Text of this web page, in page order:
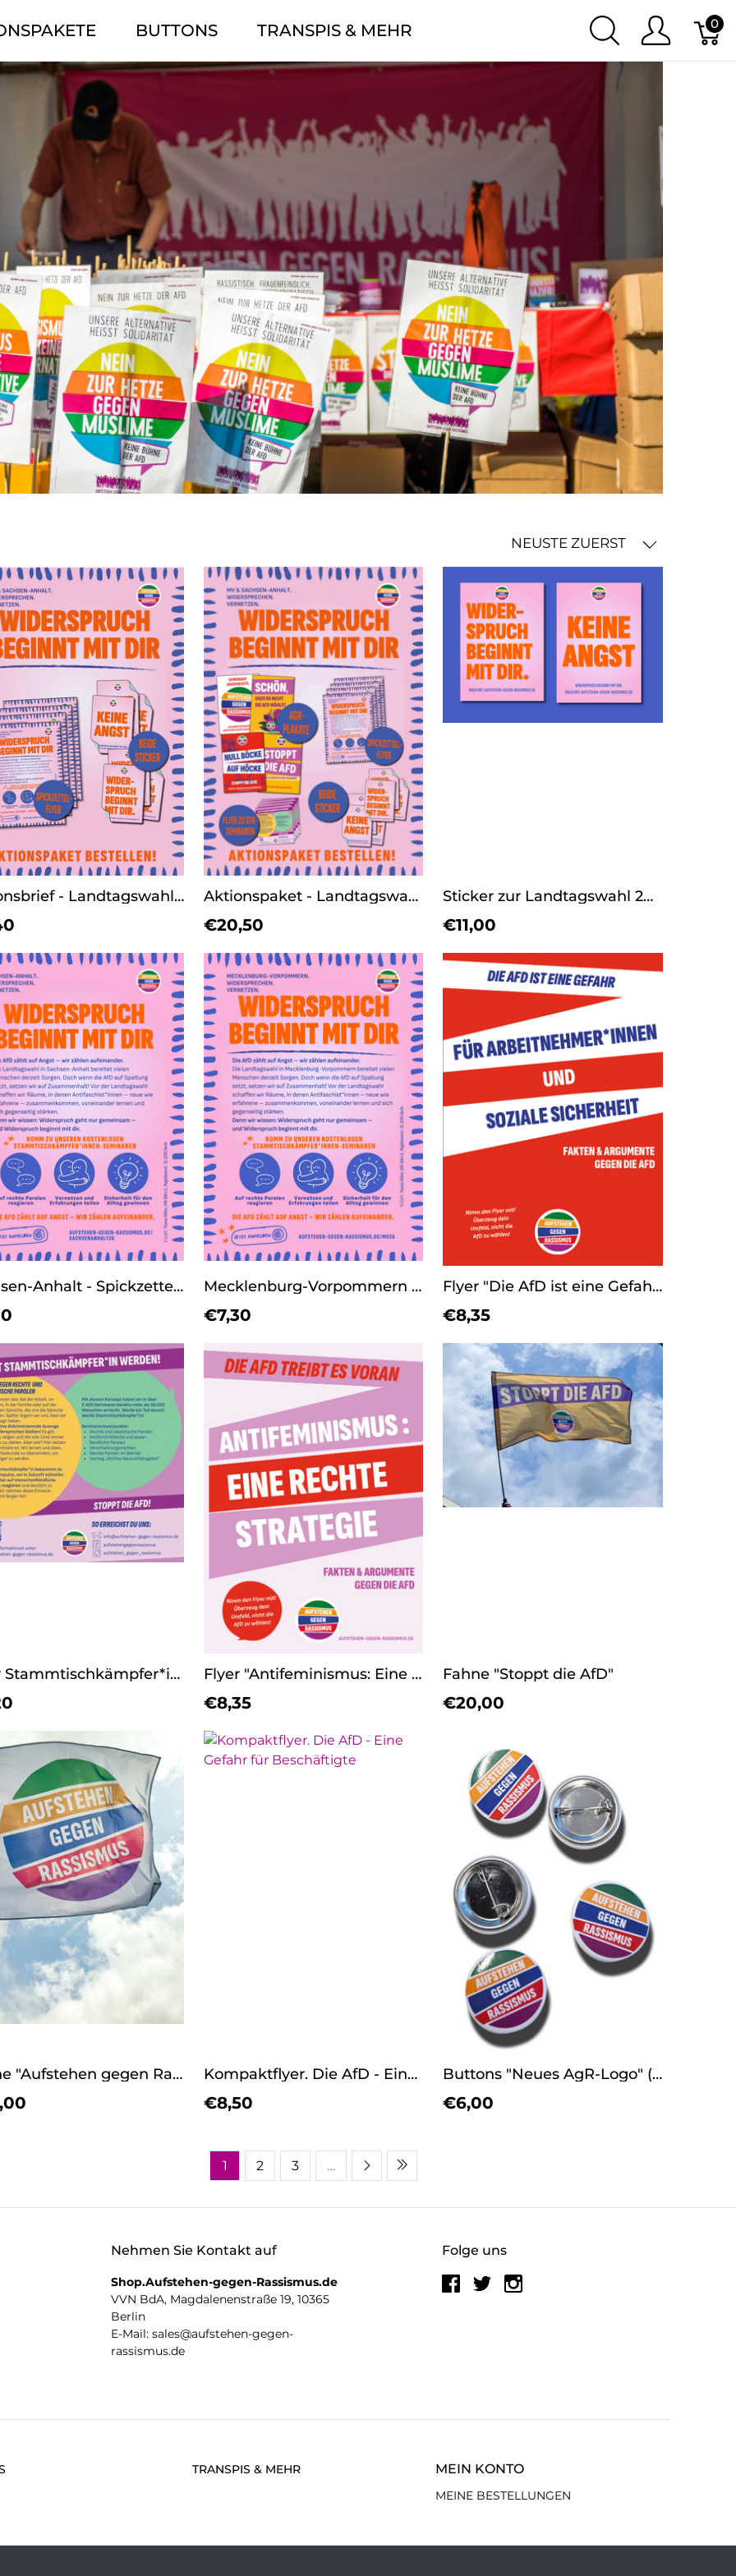
BUTTONS TRANSPIS & MEHR 0
NEUSTE ZUERST
Aktionsbrief - Landtagswahl 26 (LSA oder MV) Aktionspaket - Landtagswahl 26 (LSA oder MV)
€20,50
Sticker zur Landtagswahl 2026
€11,00
Sachsen-Anhalt - Spickzettel zur Landtagswahl Mecklenburg-Vorpommern - Spickzettel zur Landtagswahl
€7,30
Flyer "Die AfD ist eine Gefahr für Arbeitnehmer*innen"
€8,35
Flyer Stammtischkämpfer*innen-Seminare Flyer "Antifeminismus: Eine rechte Strategie"
€8,35
Fahne "Stoppt die AfD"
€20,00
Fahne "Aufstehen gegen Rassismus" Kompaktflyer. Die AfD - Eine Gefahr für Beschäftigte
€8,50
Buttons "Neues AgR-Logo" (5 Stück)
€6,00
1 2 3 …
Folge uns
Nehmen Sie Kontakt auf
Shop.Aufstehen-gegen-Rassismus.de
VVN BdA, Magdalenenstraße 19, 10365
Berlin
E-Mail: sales@aufstehen-gegen-
rassismus.de
TRANSPIS & MEHR MEIN KONTO
MEINE BESTELLUNGEN